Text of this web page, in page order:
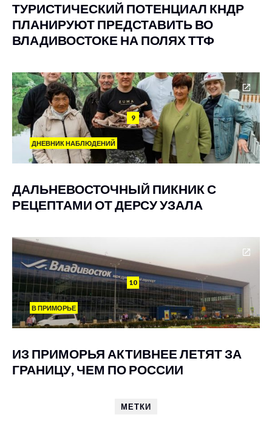
ТУРИСТИЧЕСКИЙ ПОТЕНЦИАЛ КНДР
ПЛАНИРУЮТ ПРЕДСТАВИТЬ ВО
ВЛАДИВОСТОКЕ НА ПОЛЯХ ТТФ
9
ДНЕВНИК НАБЛЮДЕНИЙ
ДАЛЬНЕВОСТОЧНЫЙ ПИКНИК С
РЕЦЕПТАМИ ОТ ДЕРСУ УЗАЛА
10
В ПРИМОРЬЕ
ИЗ ПРИМОРЬЯ АКТИВНЕЕ ЛЕТЯТ ЗА
ГРАНИЦУ, ЧЕМ ПО РОССИИ
МЕТКИ